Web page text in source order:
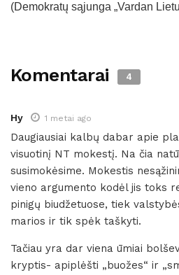
(Demokratų sąjunga „Vardan
Komentarai 4
Hy 1 metai ago
Daugiausiai kalbų dabar apie
visuotinį NT mokestį. Na čia
susimokėsime. Mokestis
vieno argumento kodėl jis toks
pinigų biudžetuose, tiek
marios ir tik spėk taškyti.
Tačiau yra dar viena ūmiai
kryptis- apiplėšti „buožes“ ir